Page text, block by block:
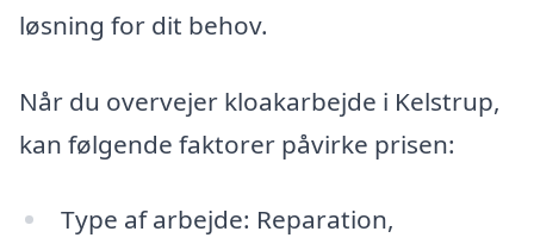
løsning for dit behov.
Når du overvejer kloakarbejde i Kelstrup,
kan følgende faktorer påvirke prisen:
Type af arbejde: Reparation,